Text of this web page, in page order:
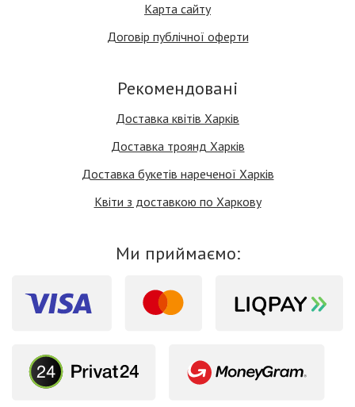
Карта сайту
Договір публічної оферти
Рекомендовані
Доставка квітів Харків
Доставка троянд Харків
Доставка букетів нареченої Харків
Квіти з доставкою по Харкову
Ми приймаємо: